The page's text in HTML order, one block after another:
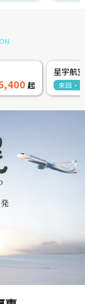
星宇航
來回‧